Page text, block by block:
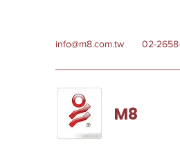
info@m8.com.tw 02-
M8